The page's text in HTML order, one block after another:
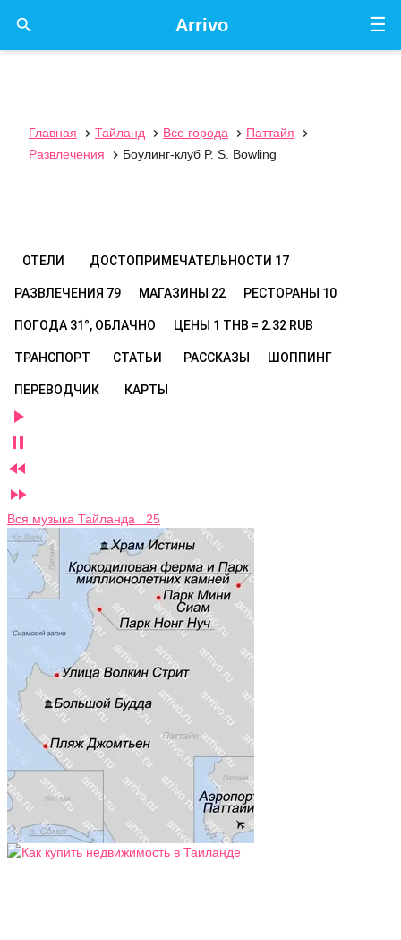
☰
Arrivo

Главная  Тайланд  Все города  Паттайя

Развлечения
 Боулинг-клуб P. S. Bowling
ОТЕЛИ ДОСТОПРИМЕЧАТЕЛЬНОСТИ 17
РАЗВЛЕЧЕНИЯ 79 МАГАЗИНЫ 22 РЕСТОРАНЫ 10
ПОГОДА 31°, ОБЛАЧНО ЦЕНЫ 1 THB = 2.32 RUB
ТРАНСПОРТ СТАТЬИ РАССКАЗЫ ШОППИНГ
ПЕРЕВОДЧИК КАРТЫ




Вся музыка Тайланда 25